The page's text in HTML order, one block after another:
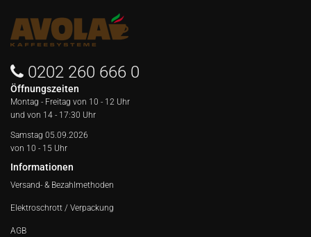
0202 260 666 0
Öffnungszeiten
Montag - Freitag von 10 - 12 Uhr
und von 14 - 17:30 Uhr
Samstag 05.09.2026
von 10 - 15 Uhr
Informationen
Versand- & Bezahlmethoden
Elektroschrott / Verpackung
AGB